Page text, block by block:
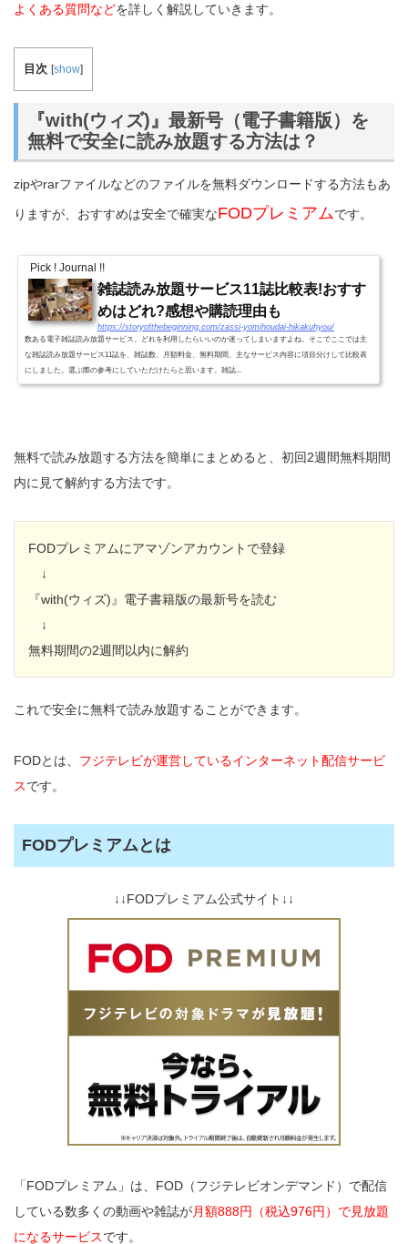
よくある質問などを詳しく解説していきます。
目次 [show]
『with(ウィズ)』最新号（電子書籍版）を
無料で安全に読み放題する方法は？
zipやrarファイルなどのファイルを無料ダウンロードする方法もあ
りますが、おすすめは安全で確実なFODプレミアムです。
Pick ! Journal !!
雑誌読み放題サービス11誌比較表!おすす
めはどれ?感想や購読理由も
https://storyofthebeginning.com/zassi-yomihoudai-hikakuhyou/
数ある電子雑誌読み放題サービス。どれを利用したらいいのか迷ってしまいますよね。そこでここでは主
な雑誌読み放題サービス11誌を、雑誌数、月額料金、無料期間、主なサービス内容に項目分けして比較表
にしました。選ぶ際の参考にしていただけたらと思います。雑誌...
無料で読み放題する方法を簡単にまとめると、初回2週間無料期間
内に見て解約する方法です。
FODプレミアムにアマゾンアカウントで登録
↓
『with(ウィズ)』電子書籍版の最新号を読む
↓
無料期間の2週間以内に解約
これで安全に無料で読み放題することができます。
FODとは、 フジテレビが運営しているインターネット配信サービ
スです。
FODプレミアムとは
↓↓FODプレミアム公式サイト↓↓
「FODプレミアム」は、FOD（フジテレビオンデマンド）で配信
している数多くの動画や雑誌が月額888円（税込976円）で見放題
になるサービスです。